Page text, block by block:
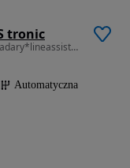
tronic
1968 cm3 • 190 KM • *webasto*czterystrefy*radary*lineassist*martwepole*Alufelgi 19"
Automatyczna